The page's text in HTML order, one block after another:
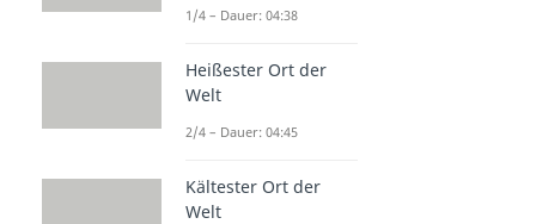
1/4 – Dauer: 04:38
Heißester Ort der
Welt
2/4 – Dauer: 04:45
Kältester Ort der
Welt